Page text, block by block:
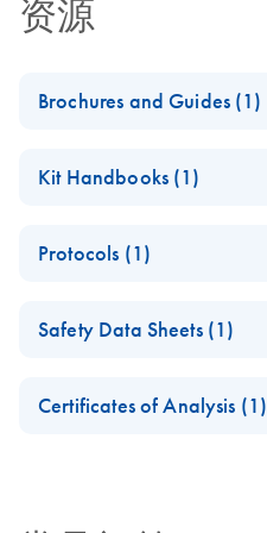
资源
Brochures and Guides (1)
Kit Handbooks (1)
Protocols (1)
Safety Data Sheets (1)
Certificates of Analysis (1)